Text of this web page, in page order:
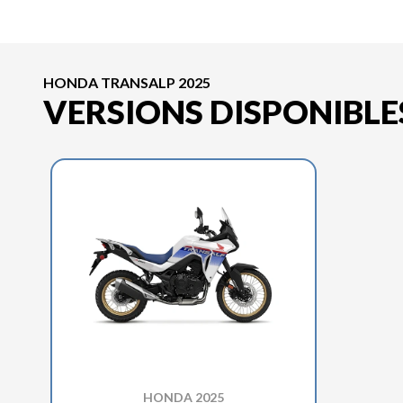
HONDA TRANSALP 2025
VERSIONS
HONDA 2025